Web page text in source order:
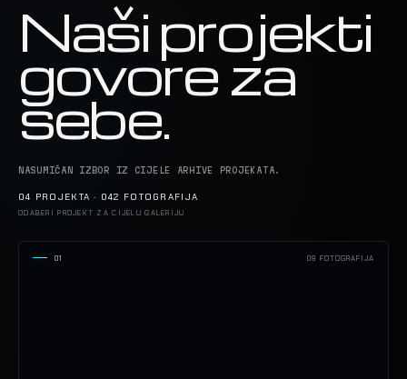
Naši projekti
govore za
sebe.
NASUMIČAN IZBOR IZ CIJELE ARHIVE PROJEKATA.
04 PROJEKTA · 042 FOTOGRAFIJA
ODABERI PROJEKT ZA CIJELU GALERIJU
01 09 FOTOGRAFIJA